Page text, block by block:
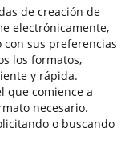
de creación de
electrónicamente,
sus preferencias
los formatos,
y rápida.
que comience a
necesario.
o buscando